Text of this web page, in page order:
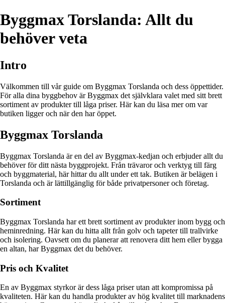
Byggmax Torslanda: Allt du
behöver veta
Intro
Välkommen till vår guide om Byggmax Torslanda och dess öppettider.
För alla dina byggbehov är Byggmax det självklara valet med sitt brett
sortiment av produkter till låga priser. Här kan du läsa mer om var
butiken ligger och när den har öppet.
Byggmax Torslanda
Byggmax Torslanda är en del av Byggmax-kedjan och erbjuder allt du
behöver för ditt nästa byggprojekt. Från trävaror och verktyg till färg
och byggmaterial, här hittar du allt under ett tak. Butiken är belägen i
Torslanda och är lättillgänglig för både privatpersoner och företag.
Sortiment
Byggmax Torslanda har ett brett sortiment av produkter inom bygg och
heminredning. Här kan du hitta allt från golv och tapeter till trallvirke
och isolering. Oavsett om du planerar att renovera ditt hem eller bygga
en altan, har Byggmax det du behöver.
Pris och Kvalitet
En av Byggmax styrkor är dess låga priser utan att kompromissa på
kvaliteten. Här kan du handla produkter av hög kvalitet till marknadens